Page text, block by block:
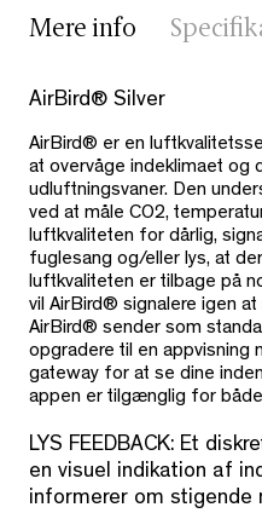
Mere info
AirBird® Silver
AirBird® er en
at overvåge indeklimaet og
udluftningsvaner. Den
ved at måle CO2,
luftkvaliteten for dårlig,
fuglesang og/eller lys, at
luftkvaliteten er tilbage på
vil AirBird® signalere igen at
AirBird® sender som
opgradere til en appvisning
gateway for at se dine
appen er tilgænglig for
LYS FEEDBACK: Et
en visuel indikation af
informerer om stigende